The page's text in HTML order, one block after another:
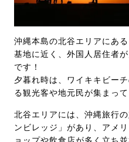
沖縄本島の北谷エリアにあ
基地に近く、外国人居住者
です！
夕暮れ時は、ワイキキビー
る観光客や地元民が集まって
北谷エリアには、沖縄旅行
ンビレッジ」があり、アメ